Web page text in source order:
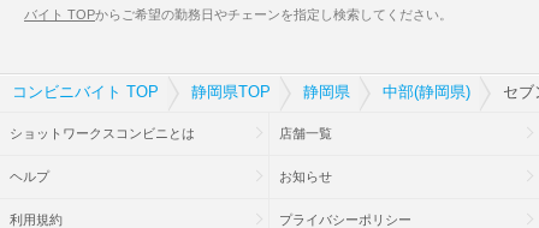
バイト TOPからご希望の勤務日やチェーンを指定し検索してください。
コンビニバイト TOP 静岡県TOP 静岡県 中部(静岡県) セブ
ショットワークスコンビニとは 店舗一覧
ヘルプ お知らせ
利用規約 プライバシーポリシー